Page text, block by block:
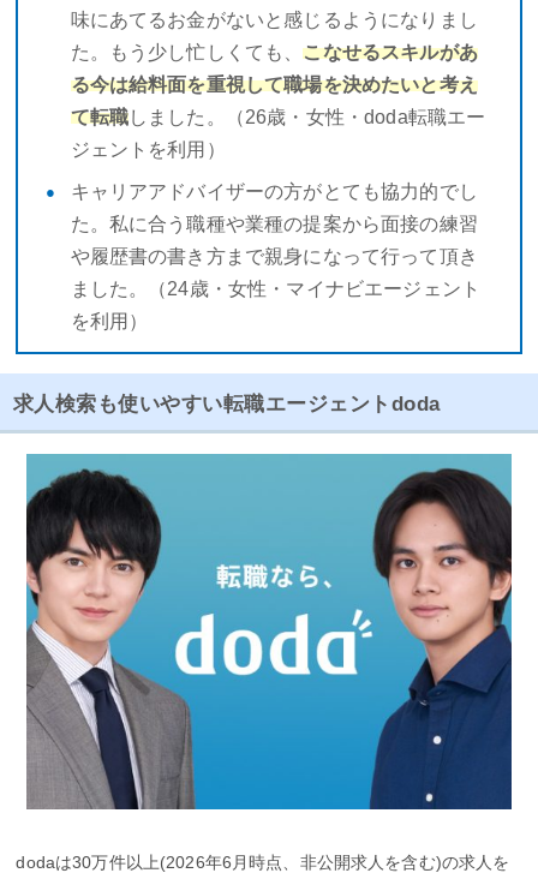
味にあてるお金がないと感じるようになりまし
た。もう少し忙しくても、こなせるスキルがあ
る今は給料面を重視して職場を決めたいと考え
て転職しました。（26歳・女性・doda転職エー
ジェントを利用）
キャリアアドバイザーの方がとても協力的でし
た。私に合う職種や業種の提案から面接の練習
や履歴書の書き方まで親身になって行って頂き
ました。（24歳・女性・マイナビエージェント
を利用）
求人検索も使いやすい転職エージェントdoda
dodaは30万件以上(2026年6月時点、非公開求人を含む)の求人を